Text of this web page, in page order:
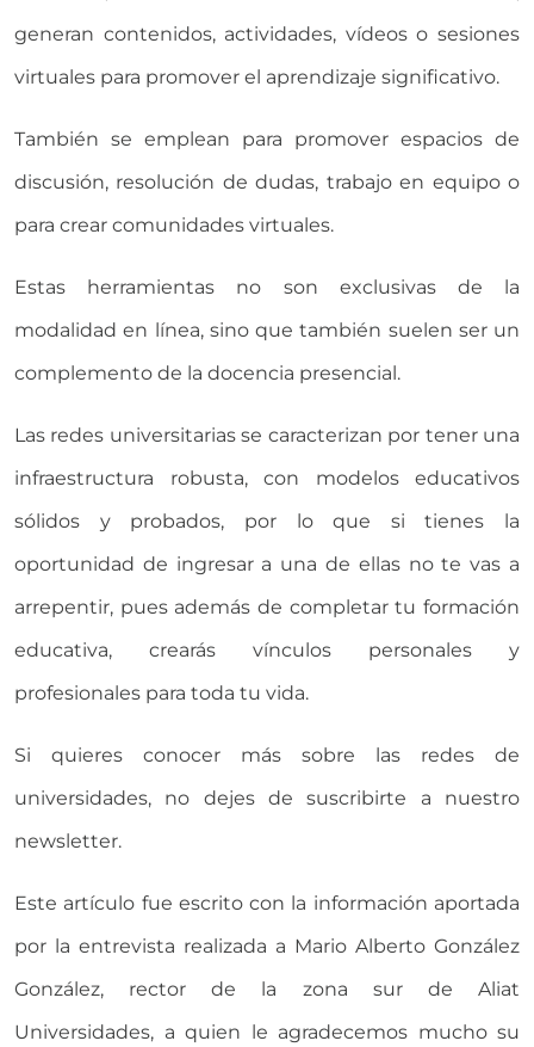
generan contenidos, actividades, vídeos o sesiones
virtuales para promover el aprendizaje significativo.
También se emplean para promover espacios de
discusión, resolución de dudas, trabajo en equipo o
para crear comunidades virtuales.
Estas herramientas no son exclusivas de la
modalidad en línea, sino que también suelen ser un
complemento de la docencia presencial.
Las redes universitarias se caracterizan por tener una
infraestructura robusta, con modelos educativos
sólidos y probados, por lo que si tienes la
oportunidad de ingresar a una de ellas no te vas a
arrepentir, pues además de completar tu formación
educativa, crearás vínculos personales y
profesionales para toda tu vida.
Si quieres conocer más sobre las redes de
universidades, no dejes de suscribirte a nuestro
newsletter.
Este artículo fue escrito con la información aportada
por la entrevista realizada a Mario Alberto González
González, rector de la zona sur de Aliat
Universidades, a quien le agradecemos mucho su